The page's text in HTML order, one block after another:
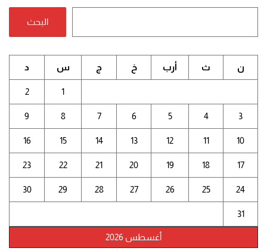
البحث
أغسطس 2026
ن ث أرب خ ج س د
1
2
3
4
5
6
7
8
9
10
11
12
13
14
15
16
17
18
19
20
21
22
23
24
25
26
27
28
29
30
31